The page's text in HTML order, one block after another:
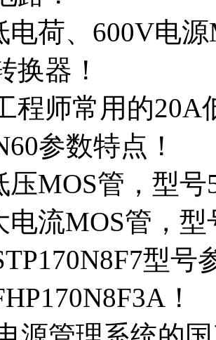
电荷、600V电
换器！
程师常用的20A
参数特点！
压MOS管，型
电流MOS管，
型
！